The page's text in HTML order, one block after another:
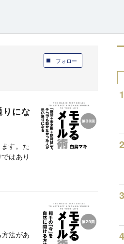
フォロー
りにな
す。た
はあり
法があ